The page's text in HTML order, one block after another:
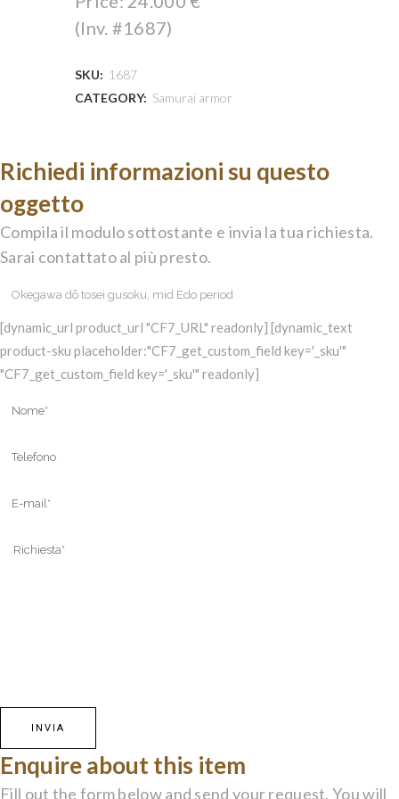
(Inv. #1687)
SKU: 1687
CATEGORY: Samurai armor
Richiedi informazioni su questo
oggetto
Compila il modulo sottostante e invia la tua richiesta.
Sarai contattato al più presto.
[dynamic_url product_url "CF7_URL" readonly] [dynamic_text
product-sku placeholder:"CF7_get_custom_field key='_sku'"
"CF7_get_custom_field key='_sku'" readonly]
Enquire about this item
Fill out the form below and send your request. You will